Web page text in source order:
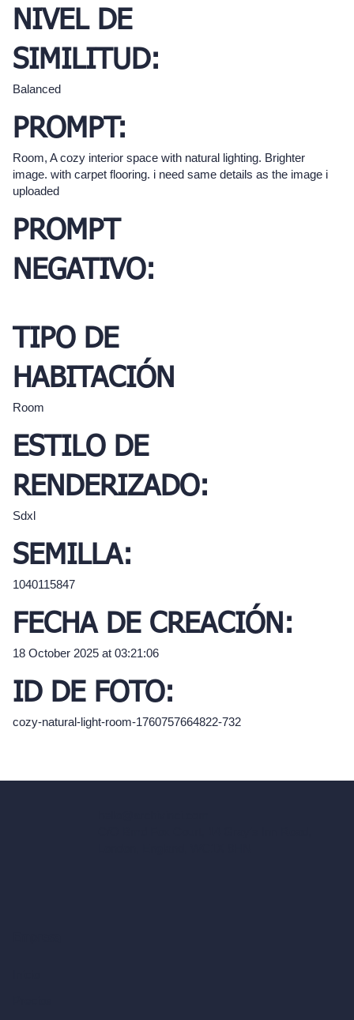
NIVEL DE
SIMILITUD:
Balanced
PROMPT:
Room, A cozy interior space with natural lighting. Brighter
image. with carpet flooring. i need same details as the image i
uploaded
PROMPT
NEGATIVO:
TIPO DE
HABITACIÓN
Room
ESTILO DE
RENDERIZADO:
Sdxl
SEMILLA:
1040115847
FECHA DE CREACIÓN:
18 October 2025 at 03:21:06
ID DE FOTO:
cozy-natural-light-room-1760757664822-732